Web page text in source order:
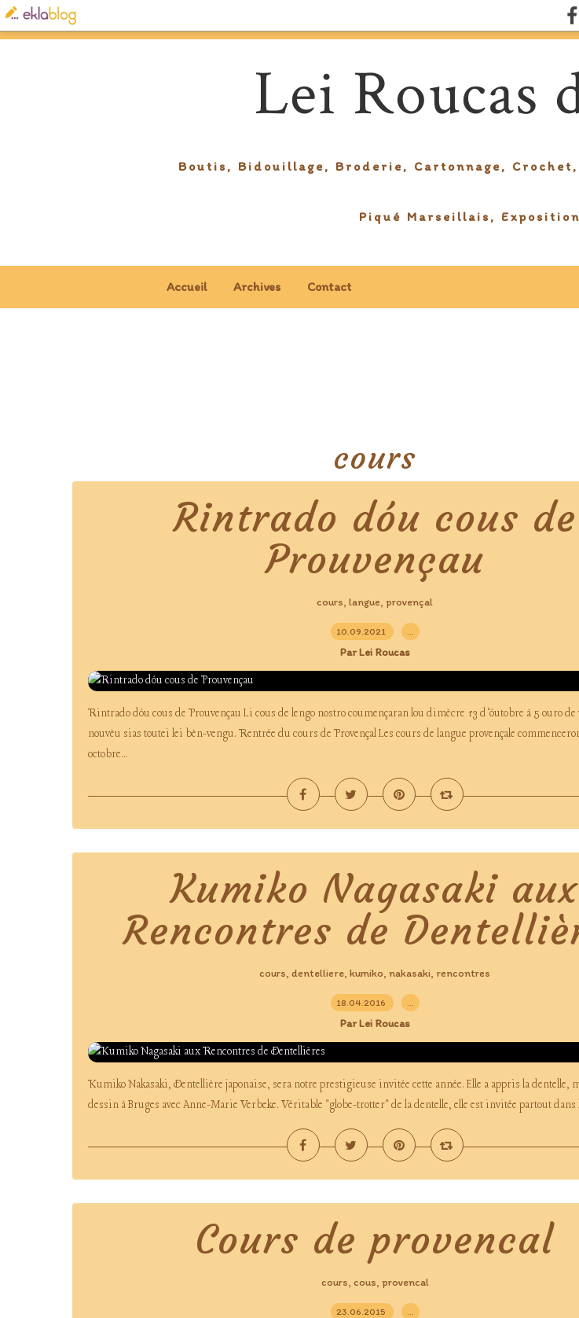
Lei Roucas
Boutis, Bidouillage, Broderie, Cartonnage,
Piqué Marseillais,
Accueil Archives Contact
cours
Rintrado dóu cous de
Prouvençau
cours, langue, provençal
10.09.2021 …
Par Lei Roucas
Rintrado dóu cous de Prouvençau Li cous de lengo nostro coumençaran lou dimècre 13 d’óutobre à 5 ouro de
nouvèu sias toutei lei bèn-vengu. Rentrée du cours de Provençal Les cours de langue provençale
octobre...
Kumiko Nagasaki aux
Rencontres de
cours, dentelliere, kumiko, nakasaki, rencontres
18.04.2016 …
Par Lei Roucas
Kumiko Nakasaki, Dentellière japonaise, sera notre prestigieuse invitée cette année. Elle a appris la dentelle,
dessin à Bruges avec Anne-Marie Verbeke. Véritable "globe-trotter" de la dentelle, elle est invitée partout dans
Cours de provencal
cours, cous, provencal
23.06.2015 …